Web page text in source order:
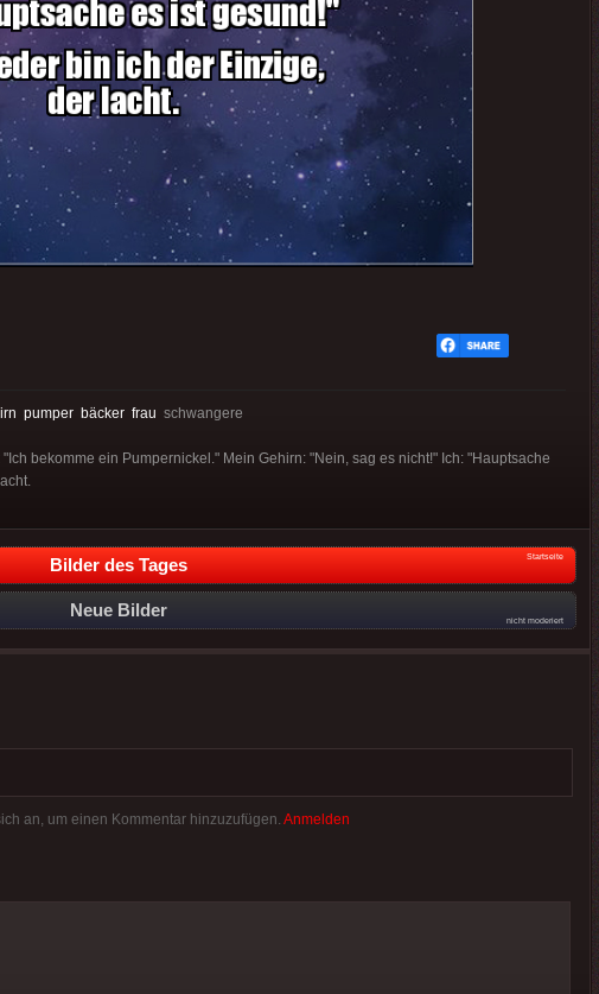
pumper bäcker frau schwangere
bekomme ein Pumpernickel." Mein Gehirn: "Nein, sag es nicht!" Ich: "Hauptsache
Bilder des Tages Startseite
Neue Bilder
nicht moderiert
an, um einen Kommentar hinzuzufügen. Anmelden